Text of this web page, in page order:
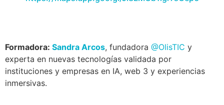
Formadora: Sandra Arcos, fundadora @OlisTIC y
experta en nuevas tecnologías validada por
instituciones y empresas en IA, web 3 y experiencias
inmersivas.